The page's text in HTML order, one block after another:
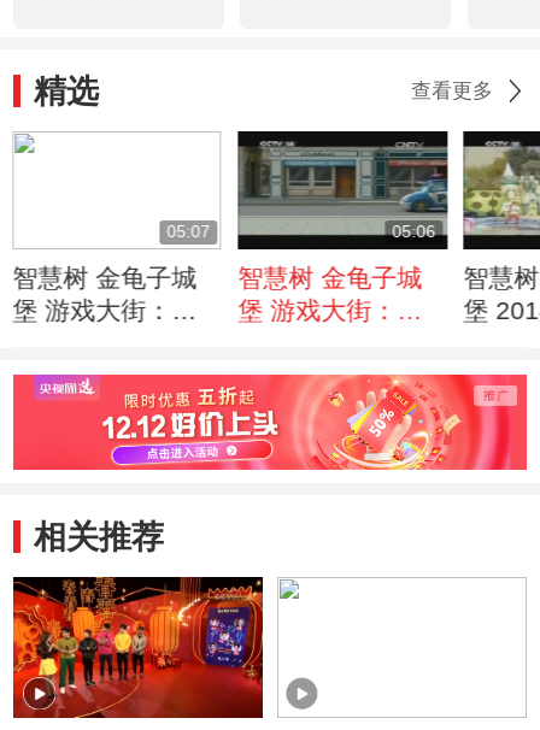
精选 查看更多
05:07
智慧树 金龟子城
堡 游戏大街：危
20140125
05:06
智慧树 金龟子城
堡 游戏大街：怎
20140118
智慧
堡
相关推荐